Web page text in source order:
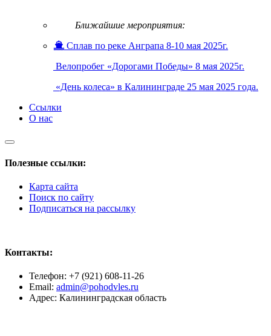
Ближайшие мероприятия:
Сплав по реке Анграпа 8-10 мая 2025г.
Велопробег «Дорогами Победы» 8 мая 2025г.
«День колеса» в Калининграде 25 мая 2025 года.
Ссылки
О нас
Полезные ссылки:
Карта сайта
Поиск по сайту
Подписаться на рассылку
Контакты:
Телефон: +7 (921) 608-11-26
Email: admin@pohodvles.ru
Адрес: Калининградская область